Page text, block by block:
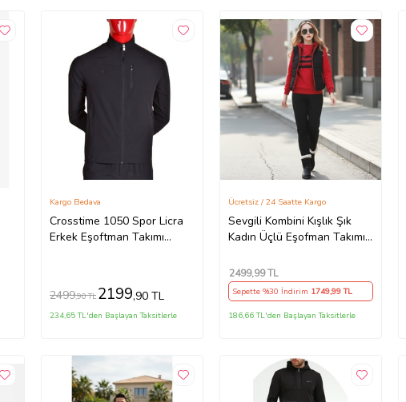
Crosstime 1050 Spor Licra
Erkek Eşoftman Takımı
Kargo Bedava
2499,90 TL 2199,90 TL
234,65 TL'den Başlayan Taksitlerle
Sevgili Kombini Kışlık Şık
Kadın Üçlü Eşofman Takımı
Ücretsiz / 24 Saatte Kargo
2499,99 TL
Sepette %30 İndirim 1749,99 TL
186,66 TL'den Başlayan Taksitlerle